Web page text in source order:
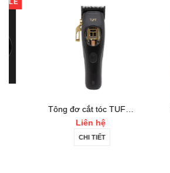
Tông đơ cắt tóc TUFT Vista-C Professional
Liên hệ
CHI TIẾT